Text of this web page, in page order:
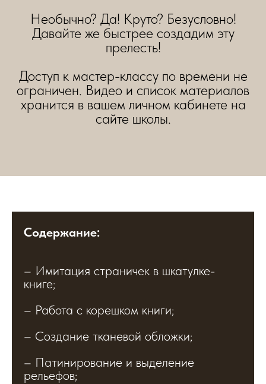
Необычно? Да! Круто? Безусловно!
Давайте же быстрее создадим эту
прелесть!
Доступ к мастер-классу по времени не
ограничен. Видео и список материалов
хранится в вашем личном кабинете на
сайте школы.
Содержание:
– Имитация страничек в шкатулке-
книге;
– Работа с корешком книги;
– Создание тканевой обложки;
– Патинирование и выделение
рельефов;